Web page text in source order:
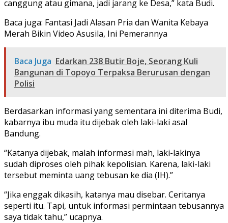
canggung atau gimana, jadi jarang ke Desa,” kata Budi.
Baca juga: Fantasi Jadi Alasan Pria dan Wanita Kebaya
Merah Bikin Video Asusila, Ini Pemerannya
Baca Juga Edarkan 238 Butir Boje, Seorang Kuli
Bangunan di Topoyo Terpaksa Berurusan dengan
Polisi
Berdasarkan informasi yang sementara ini diterima Budi,
kabarnya ibu muda itu dijebak oleh laki-laki asal
Bandung.
“Katanya dijebak, malah informasi mah, laki-lakinya
sudah diproses oleh pihak kepolisian. Karena, laki-laki
tersebut meminta uang tebusan ke dia (IH).”
“Jika enggak dikasih, katanya mau disebar. Ceritanya
seperti itu. Tapi, untuk informasi permintaan tebusannya
saya tidak tahu,” ucapnya.